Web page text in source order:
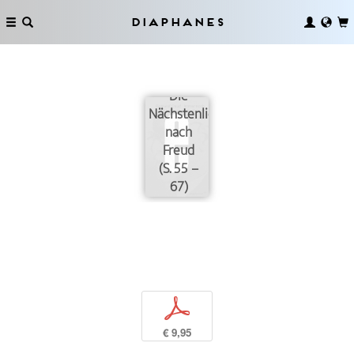
Diaphanes
Die
Nächstenliebe
nach
Freud
(S. 55 –
67)
p
€ 9,95